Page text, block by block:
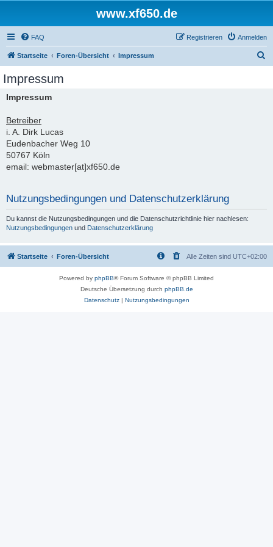
www.xf650.de
FAQ Anmelden
Registrieren
Startseite Foren-Übersicht Impressum
Impressum
Impressum
Betreiber
i. A. Dirk Lucas
Eudenbacher Weg 10
50767 Köln
email: webmaster[at]xf650.de
Nutzungsbedingungen und Datenschutzerklärung
Du kannst die Nutzungsbedingungen und die Datenschutzrichtlinie hier nachlesen:
Nutzungsbedingungen und Datenschutzerklärung
Startseite Foren-Übersicht Alle Zeiten sind UTC+02:00
Powered by phpBB® Forum Software © phpBB Limited
Deutsche Übersetzung durch phpBB.de
Datenschutz| Nutzungsbedingungen